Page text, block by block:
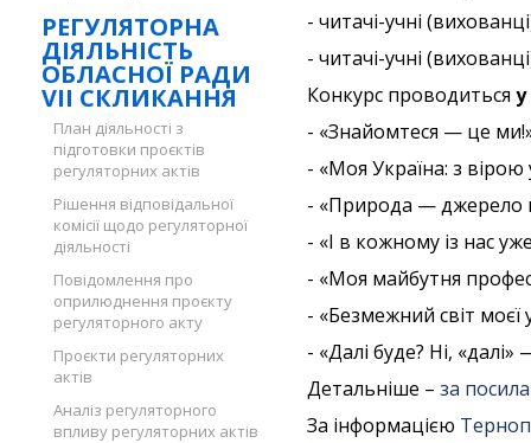
РЕГУЛЯТОРНА
ДІЯЛЬНІСТЬ
ОБЛАСНОЇ РАДИ
VII СКЛИКАННЯ
План діяльності з
підготовки проєктів
регуляторних актів
Рішення відповідальної
комісії щодо регуляторної
діяльності
Повідомлення про
оприлюднення проєкту
регуляторного акту
Проєкти регуляторних
актів
Аналіз регуляторного
впливу регуляторних актів
- читачі-учні
- читачі-учні
Конкурс проводиться у
- «Знайомтеся — це
- «Моя Україна: з вірою
- «Природа — джерело
- «І в кожному із нас
- «Моя майбутня
- «Безмежний світ моєї
- «Далі буде? Ні, «далі»
Детальніше – за
За інформацією